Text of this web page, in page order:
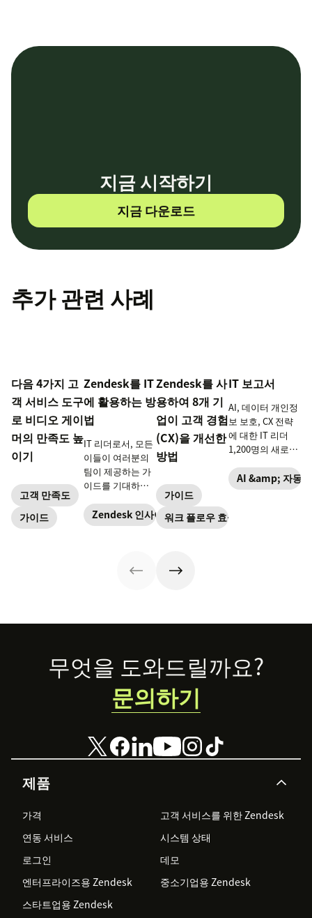
지금 시작하기
지금 다운로드
추가 관련 사례
다음 4가지 고
객 서비스 도구
로 비디오 게이
머의 만족도 높
이기
고객 만족도
가이드
Zendesk를 IT
에 활용하는 방
법
IT 리더로서, 모든
이들이 여러분의
팀이 제공하는 가
이드를 기대하고
Zendesk 도구를
이용해 안전하게
수 있는 방법을 알
Zendesk 인사이트
Zendesk를 사
용하여 8개 기
업이 고객 경험
(CX)을 개선한
방법
가이드
워크 플로우 효율성
IT 보고서
AI, 데이터 개인정
보 보호, CX 전략
에 대한 IT 리더
1,200명의 새로운
터를 살펴보세요.
AI &amp; 자동화
Footer
제품
가격
고객 서비스를 위한 Zendesk
연동 서비스
시스템 상태
로그인
데모
엔터프라이즈용 Zendesk
중소기업용 Zendesk
스타트업용 Zendesk
무엇을 도와드릴까요?
문의하기